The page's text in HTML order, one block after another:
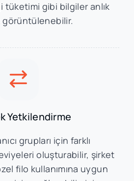
tüketimi gibi bilgiler anlık
görüntülenebilir.
Yetkilendirme
grupları için farklı
oluşturabilir, şirket
filo kullanımına uygun